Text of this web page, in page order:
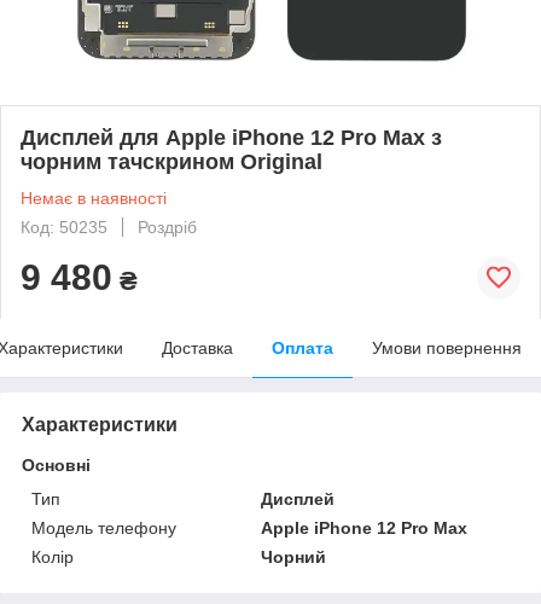
Дисплей для Apple iPhone 12 Pro Max з
чорним тачскрином Original
Немає в наявності
Код: 50235
Роздріб
9 480 ₴
Доставка Оплата Умови повернення
Характеристики
Основні
Тип
Дисплей
Модель телефону
Apple iPhone 12 Pro Max
Колір
Чорний